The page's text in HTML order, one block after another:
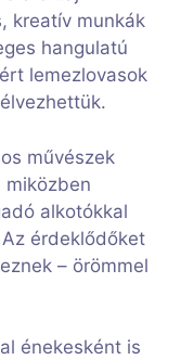
kreatív munkák
hangulatú
lemezlovasok
művészek
alkotókkal
érdeklődőket
– örömmel
énekesként is